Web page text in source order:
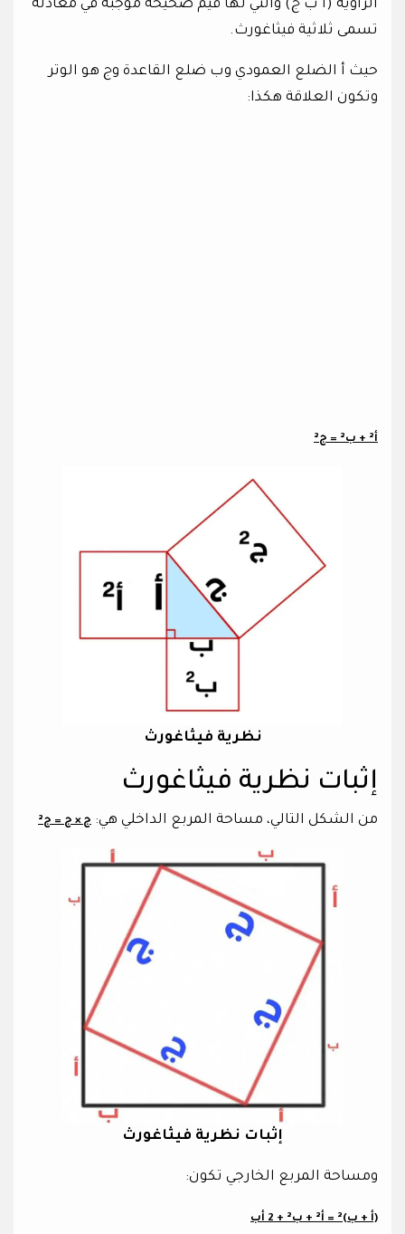
الزاوية (أ ب ج) والتي لها قيم صحيحة موجبة في معادلة
تسمى ثلاثية فيثاغورث.
حيث أ الضلع العمودي وب ضلع القاعدة وج هو الوتر
وتكون العلاقة هكذا:
أ² + ب² = ج²
نظرية فيثاغورث
إثبات نظرية فيثاغورث
من الشكل التالي، مساحة المربع الداخلي هي: ج × ج = ج²
إثبات نظرية فيثاغورث
ومساحة المربع الخارجي تكون:
(أ + ب)² = أ² + ب² + 2 أب